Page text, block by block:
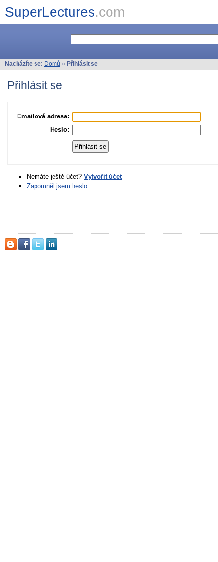
SuperLectures.com
Nacházíte se: Domů » Přihlásit se
Přihlásit se
Emailová adresa:
Heslo:
Nemáte ještě účet? Vytvořit účet
Zapomněl jsem heslo